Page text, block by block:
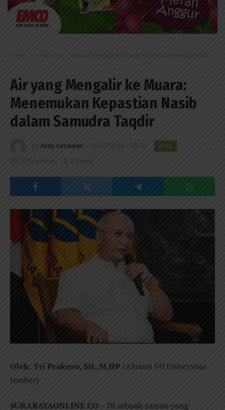
Home » Opini » Air yang Mengalir ke Muara: Menemukan Kepastian Nasib dalam Samudra Taqdir
Air yang Mengalir ke Muara:
Menemukan Kepastian Nasib
dalam Samudra Taqdir
ByAndy Setiawan 07/07/2026 - 08:39 OPINI
12 Mins Read 0 Views
Oleh: Tri Prakoso, SH.,M.HP (Alumni FH Universitas
Jember)
SURABAYAONLINE.CO – DI sebuah zaman yang